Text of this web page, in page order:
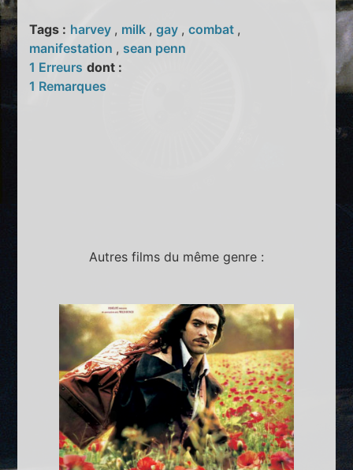
Tags : harvey , milk ,gay ,combat ,
manifestation , sean penn
1 Erreurs dont :
1 Remarques
Autres films du même genre :